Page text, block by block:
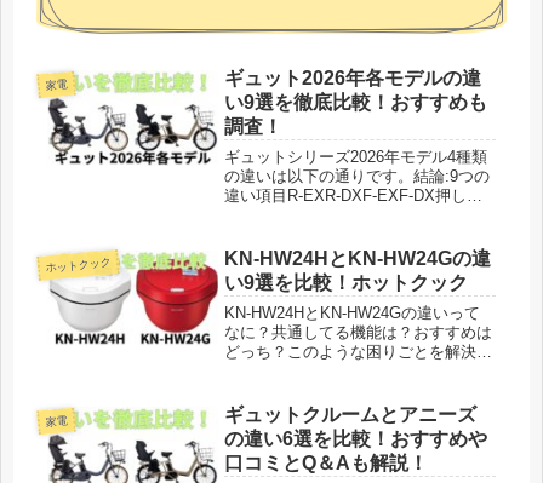
家電
ギュット2026年各モデルの違
い9選を徹底比較！おすすめも
調査！
ギュットシリーズ2026年モデル4種類
の違いは以下の通りです。結論:9つの
違い項目R-EXR-DXF-EXF-DX押し歩
ャイルドシート後ろ標準装備後ろ標準
装備前標準装備前標...
ホットクック
KN-HW24HとKN-HW24Gの違
い9選を比較！ホットクック
KN-HW24HとKN-HW24Gの違いって
なに？共通してる機能は？おすすめは
どっち？このような困りごとを解決し
発売され、2024年6月22日に発売され
たKN-...
家電
ギュットクルームとアニーズ
の違い6選を比較！おすすめや
口コミとQ＆Aも解説！